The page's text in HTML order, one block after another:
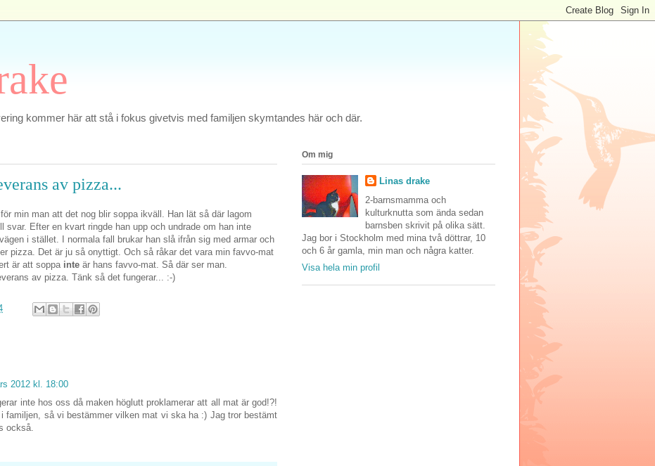
kommer här att stå i fokus givetvis med familjen skymtandes här och där.
av pizza...
min man att det nog blir soppa ikväll. Han lät så där lagom
svar. Efter en kvart ringde han upp och undrade om han inte
i stället. I normala fall brukar han slå ifrån sig med armar och
pizza. Det är ju så onyttigt. Och så råkar det vara min favvo-mat
är att soppa inte är hans favvo-mat. Så där ser man.
av pizza. Tänk så det fungerar... :-)
2012 kl. 18:00
inte hos oss då maken höglutt proklamerar att all mat är god!?!
familjen, så vi bestämmer vilken mat vi ska ha :) Jag tror bestämt
också.
Om mig
Linas drake
2-barnsmamma och
kulturknutta som ända sedan
barnsben skrivit på olika sätt.
Jag bor i Stockholm med mina två döttrar, 10
och 6 år gamla, min man och några katter.
Visa hela min profil